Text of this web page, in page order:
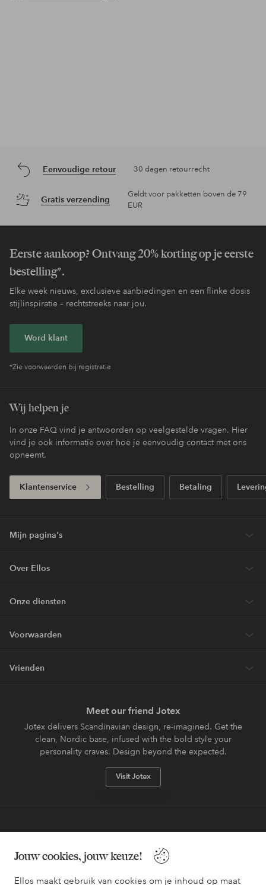
Jouw cookies, jouw keuze!
Ellos maakt gebruik van cookies om je inhoud op maat
Eenvoudige retour 30 dagen retourrecht
Gratis verzending
Geldt voor pakketten boven de 79
EUR
Eerste aankoop? Ontvang 20% korting op je eerste
bestelling*.
Elke week nieuws, exclusieve aanbiedingen en een flinke dosis
stijlinspiratie – rechtstreeks naar jou.
Word klant
*Zie voorwaarden bij registratie
Wij helpen je
In onze FAQ vind je antwoorden op veelgestelde vragen. Hier
vind je ook informatie over hoe je eenvoudig contact met ons
opneemt.
Klantenservice Bestelling Betaling
Mijn pagina's
Over Ellos
Onze diensten
Voorwaarden
Vrienden
Meet our friend Jotex
Jotex delivers Scandinavian design, re-imagined. Get the
clean, Nordic base, infused with the bold style your
personality craves. Design beyond the expected.
Visit Jotex
Wil je meer weten over
onze betaalopties